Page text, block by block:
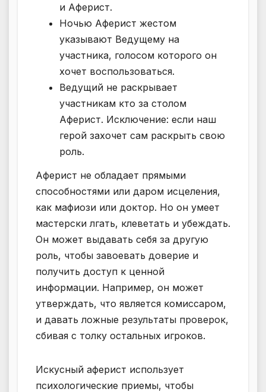
и Аферист.
Ночью Аферист жестом
указывают Ведущему на
участника, голосом которого он
хочет воспользоваться.
Ведущий не раскрывает
участникам кто за столом
Аферист. Исключение: если наш
герой захочет сам раскрыть свою
роль.
Аферист не обладает прямыми
способностями или даром исцеления,
как мафиози или доктор. Но он умеет
мастерски лгать, клеветать и убеждать.
Он может выдавать себя за другую
роль, чтобы завоевать доверие и
получить доступ к ценной
информации. Например, он может
утверждать, что является комиссаром,
и давать ложные результаты проверок,
сбивая с толку остальных игроков.
Искусный аферист использует
психологические приемы, чтобы